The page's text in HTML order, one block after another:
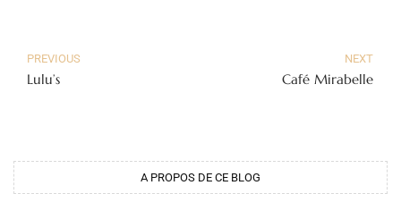
PREVIOUS
Lulu’s
NEXT
Café Mirabelle
A PROPOS DE CE BLOG